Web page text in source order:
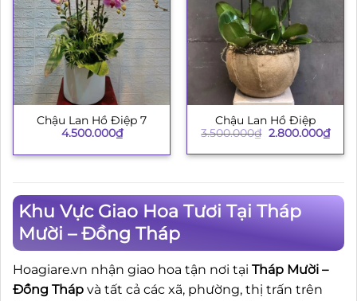
Chậu Lan Hồ Điệp 7
4.500.000₫
Chậu Lan Hồ Điệp
3.500.000₫ Giá
là:
2.800.000₫Giá
hiện
tại
Khu Vực Giao Hoa Tươi Tại Tháp
Mười – Đồng Tháp
Hoagiare.vn nhận giao hoa tận nơi tại Tháp Mười –
Đồng Tháp và tất cả các xã, phường, thị trấn trên